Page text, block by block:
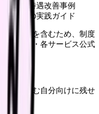
最新の待遇改善事例
善手法の実践ガイド
る内容を含むため、制度
勤務先・各サービス公式
とで読む自分向けに残せ